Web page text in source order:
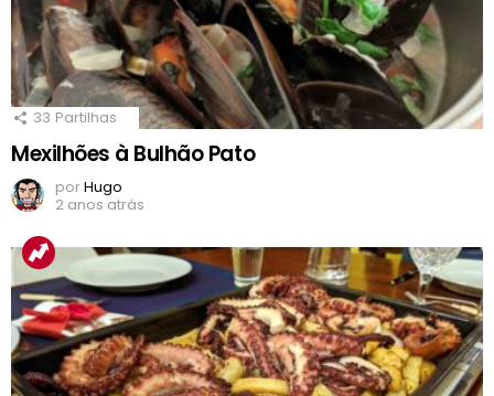
33 Partilhas
Mexilhões à Bulhão Pato
porHugo
2 anos atrás